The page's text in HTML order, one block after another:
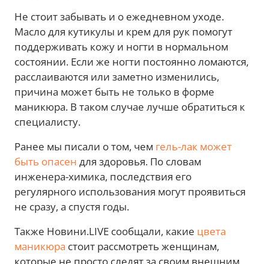
Не стоит забывать и о ежедневном уходе.
Масло для кутикулы и крем для рук помогут
поддерживать кожу и ногти в нормальном
состоянии. Если же ногти постоянно ломаются,
расслаиваются или заметно изменились,
причина может быть не только в форме
маникюра. В таком случае лучше обратиться к
специалисту.
Ранее мы писали о том, чем гель-лак может
быть опасен для здоровья. По словам
инженера-химика, последствия его
регулярного использования могут проявиться
не сразу, а спустя годы.
Также Новини.LIVE сообщали, какие цвета
маникюра стоит рассмотреть женщинам,